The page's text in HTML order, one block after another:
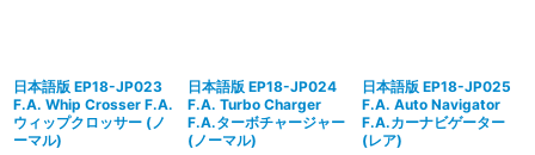
日本語版 EP18-JP023
F.A. Whip Crosser F.A.
ウィップクロッサー (ノ
ーマル)
日本語版 EP18-JP024
F.A. Turbo Charger
F.A.ターボチャージャー
(ノーマル)
日本語版 EP18-JP025
F.A. Auto Navigator
F.A.カーナビゲーター
(レア)